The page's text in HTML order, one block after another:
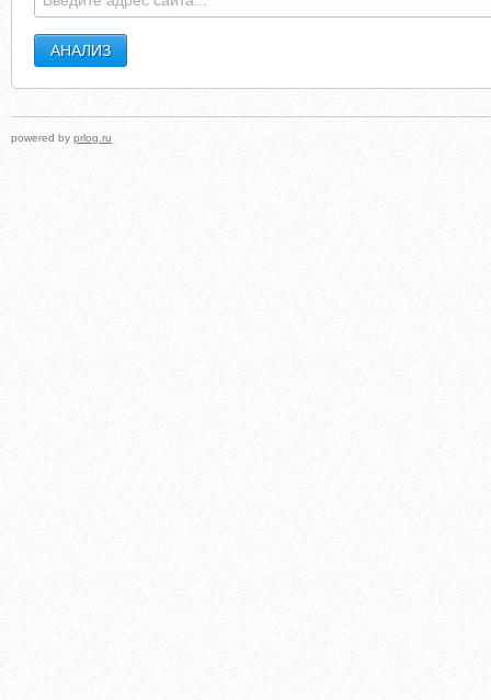
powered by prlog.ru